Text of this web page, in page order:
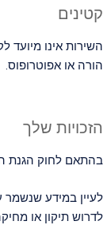
קטינים
הורה או אפוטרופוס.
הזכויות שלך
בהתאם לחוק הגנת
לעיין במידע שנשמר
לדרוש תיקון או